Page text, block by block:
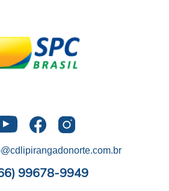
99678-9949